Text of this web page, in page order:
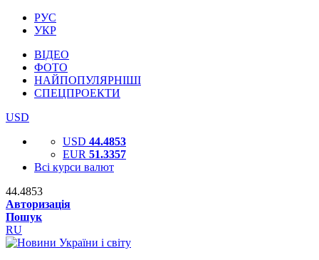
РУС
УКР
ВІДЕО
ФОТО
НАЙПОПУЛЯРНІШІ
СПЕЦПРОЕКТИ
USD
USD 44.4853
EUR 51.3357
Всі курси валют
44.4853
Авторизація
Пошук
RU